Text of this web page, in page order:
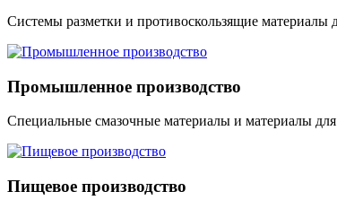
Системы разметки и противоскользящие
Промышленное производство
Специальные смазочные материалы и материалы
Пищевое производство